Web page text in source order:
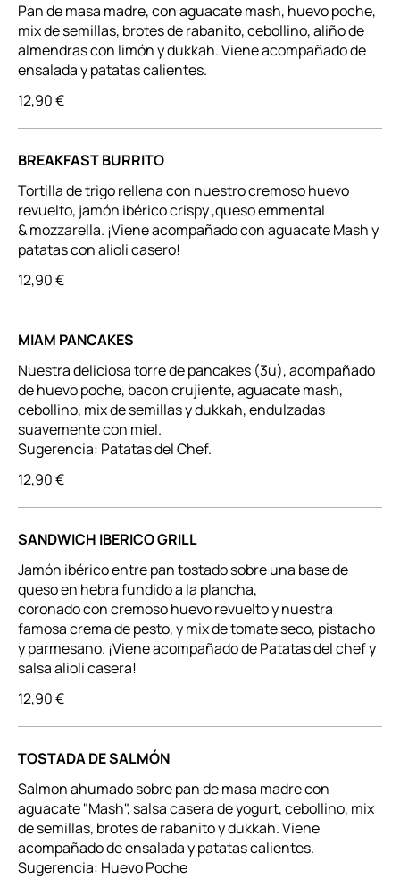
Pan de masa madre, con aguacate mash, huevo poche,
mix de semillas, brotes de rabanito, cebollino, aliño de
almendras con limón y dukkah. Viene acompañado de
ensalada y patatas calientes.
12,90 €
BREAKFAST BURRITO
Tortilla de trigo rellena con nuestro cremoso huevo
revuelto, jamón ibérico crispy ,queso emmental
& mozzarella. ¡Viene acompañado con aguacate Mash y
patatas con alioli casero!
12,90 €
MIAM PANCAKES
Nuestra deliciosa torre de pancakes (3u), acompañado
de huevo poche, bacon crujiente, aguacate mash,
cebollino, mix de semillas y dukkah, endulzadas
suavemente con miel.
Sugerencia: Patatas del Chef.
12,90 €
SANDWICH IBERICO GRILL
Jamón ibérico entre pan tostado sobre una base de
queso en hebra fundido a la plancha,
coronado con cremoso huevo revuelto y nuestra
famosa crema de pesto, y mix de tomate seco, pistacho
y parmesano. ¡Viene acompañado de Patatas del chef y
salsa alioli casera!
12,90 €
TOSTADA DE SALMÓN
Salmon ahumado sobre pan de masa madre con
aguacate "Mash", salsa casera de yogurt, cebollino, mix
de semillas, brotes de rabanito y dukkah. Viene
acompañado de ensalada y patatas calientes.
Sugerencia: Huevo Poche